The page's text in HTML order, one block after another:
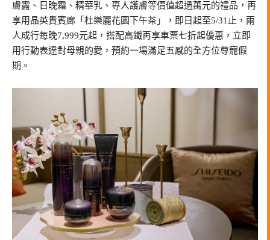
膚露、日晚霜、精華乳、專人護膚等價值超過萬元的禮品，再
享用晶英貴賓廊「杜樂麗花園下午茶」，即日起至5/31止，兩
人成行每晚7,999元起，搭配高鐵再享車票七折起優惠，立即
用行動表達對母親的愛，預約一場滿足五感的全方位尊寵假
期。